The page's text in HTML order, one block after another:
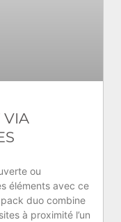
VIA
ou
éléments avec ce
duo combine
à proximité l’un